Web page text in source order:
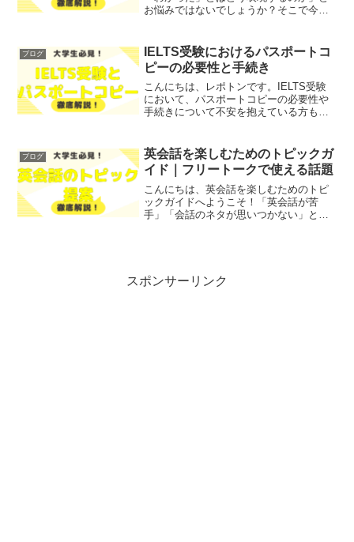
お悩みではないでしょうか？そこで今回
ます！レポトンこの記事は次のような人
におすすめ！英語でのコミュ...
ブログ
IELTS受験におけるパスポートコ
ピーの必要性と手続き
こんにちは、レポトンです。IELTS受験
において、パスポートコピーの必要性や
手続きについて不安を抱えている方も多
ーの重要性や手続きについて、わかりや
すく解説します！レ...
ブログ
英会話を楽しむためのトピックガ
イド｜フリートークで使える話題
こんにちは、英会話を楽しむためのトピ
ックガイドへようこそ！「英会話が苦
手」「会話のネタが思いつかない」とお
スポンサーリンク